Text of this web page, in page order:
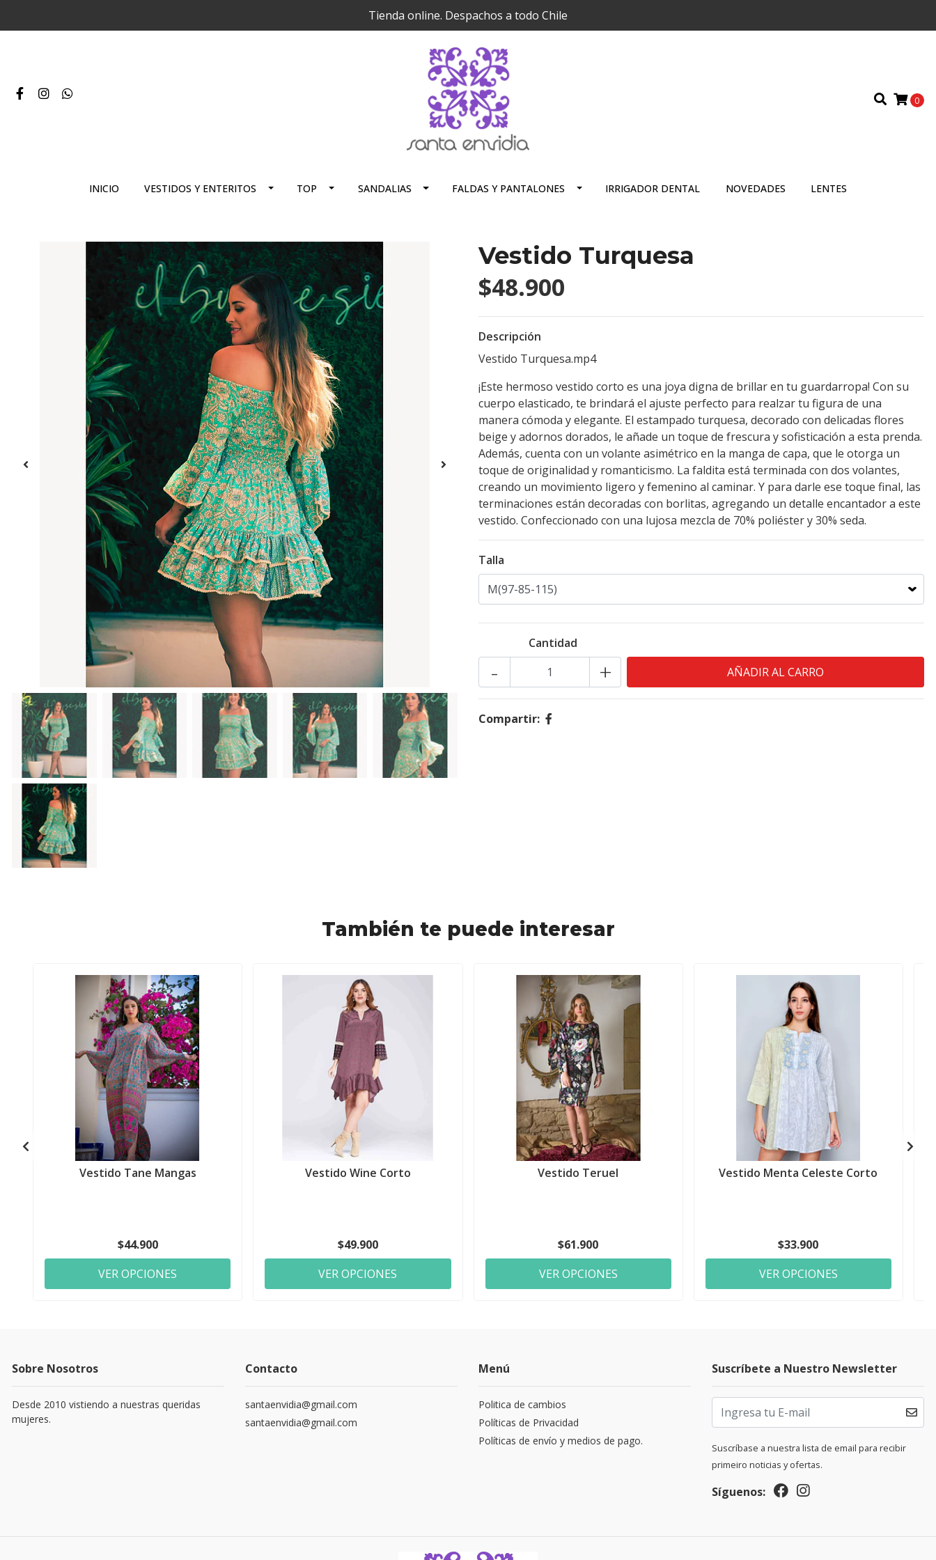
Tienda online. Despachos a todo Chile
0
INICIO VESTIDOS Y ENTERITOS TOP SANDALIAS FALDAS Y PANTALONES IRRIGADOR DENTAL NOVEDADES LENTES
Vestido Turquesa
$48.900
Descripción
Vestido Turquesa.mp4
¡Este hermoso vestido corto es una joya digna de brillar en tu guardarropa! Con su
cuerpo elasticado, te brindará el ajuste perfecto para realzar tu figura de una
manera cómoda y elegante. El estampado turquesa, decorado con delicadas flores
beige y adornos dorados, le añade un toque de frescura y sofisticación a esta prenda.
Además, cuenta con un volante asimétrico en la manga de capa, que le otorga un
toque de originalidad y romanticismo. La faldita está terminada con dos volantes,
creando un movimiento ligero y femenino al caminar. Y para darle ese toque final, las
terminaciones están decoradas con borlitas, agregando un detalle encantador a este
vestido. Confeccionado con una lujosa mezcla de 70% poliéster y 30% seda.
Talla
Cantidad
+
-
Compartir:
También te puede interesar
Vestido Tane Mangas
$44.900
VER OPCIONES
Vestido Wine Corto
$49.900
VER OPCIONES
Vestido Teruel
$61.900
VER OPCIONES
Vestido Menta Celeste Corto
$33.900
VER OPCIONES
Sobre Nosotros
Desde 2010 vistiendo a nuestras queridas
mujeres.
Contacto
santaenvidia@gmail.com
santaenvidia@gmail.com
Menú
Politica de cambios
Políticas de Privacidad
Políticas de envío y medios de pago.
Suscríbete a Nuestro Newsletter
Suscríbase a nuestra lista de email para recibir
primeiro noticias y ofertas.
Síguenos: